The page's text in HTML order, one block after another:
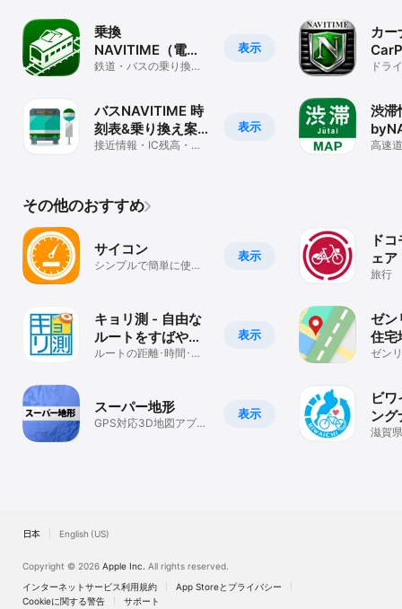
に課金されます
・自動継続課金機能はお客様が管理できます。
有効期間終了の24時間以上前にiOSの「設定」を開き、
->「iTunes Store と App Store」
->「登録」を選択
->「自転車NAVITIME」を選択
->「トライアルをキャンセルする」もしくは「登録をキャンセル
されます。
■利用規約
https://touch.navitime.co.jp/touchstorage/html/app/bicycle/co
mmon/terms.html
https://touch.navitime.co.jp/touchstorage/html/app/bicycle/co
mmon/privacy.html
【ご注意】
整備は随時進めており、ルートについても改善予定です。
・バックグラウンドでGPSを使用し続けると、バッテリーを多大に
表示
乗換
NAVITIME（電車
乗り換え・バス乗
鉄道・バスの乗り換え
表示
バスNAVITIME 時
刻表&乗り換え案
内&路線図ナビ
接近情報・IC残高・の
カ
ナビ
ドラ
渋滞
滞・
高速
その他のおすすめ
表示
サイコン
シンプルで簡単に使え
表示
キョリ測 - 自由な
ルートをすばやく
作成
ルートの距離･時間･消
表示
スーパー地形
GPS対応3D地図アプ
ド
ェ
アサ
旅行
ゼン
住宅
ビ/
ゼン
ビ
ング
滋賀
日本 English (US)
Copyright © 2026 Apple Inc. All rights reserved.
インターネットサービス利用規約
App Storeとプライバシー
Cookieに関する警告
サポート